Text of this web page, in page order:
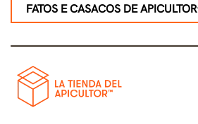
FATOS E CASACOS DE APICULTOR